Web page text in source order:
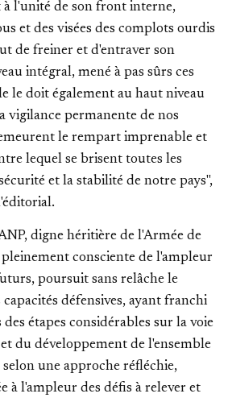
à l'unité de son front interne,
et des visées des complots ourdis
de freiner et d'entraver son
intégral, mené à pas sûrs ces
le doit également au haut niveau
vigilance permanente de nos
le rempart imprenable et
lequel se brisent toutes les
et la stabilité de notre pays",
digne héritière de l'Armée de
consciente de l'ampleur
poursuit sans relâche le
défensives, ayant franchi
des étapes considérables sur la voie
du développement de l'ensemble
selon une approche réfléchie,
à l'ampleur des défis à relever et